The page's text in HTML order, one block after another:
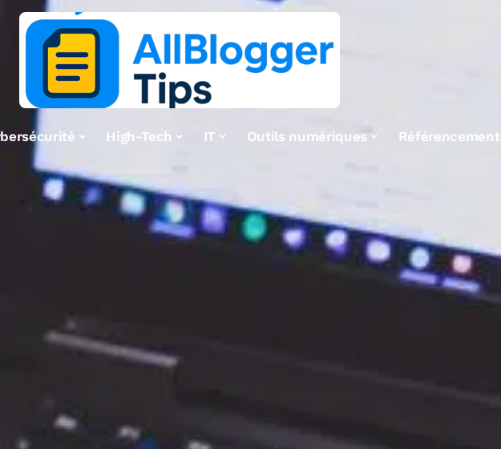
High-Tech IT Outils numériques Référencement